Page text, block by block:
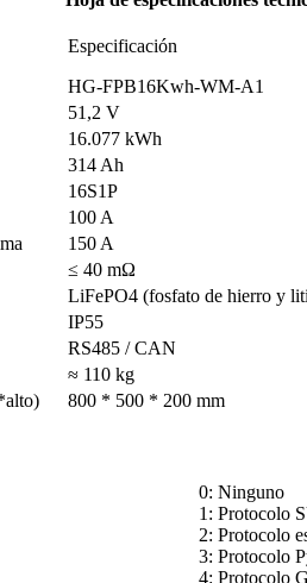
Especificación
HG-FPB16Kwh-WM-A1
51,2 V
16.077 kWh
314 Ah
16S1P
100 A
150 A
≤ 40 mΩ
LiFePO4 (fosfato de hierro y
IP55
RS485 / CAN
≈ 110 kg
800 * 500 * 200 mm
0: Ninguno
1: Protocolo
2: Protocolo
3: Protocolo
4: Protocolo